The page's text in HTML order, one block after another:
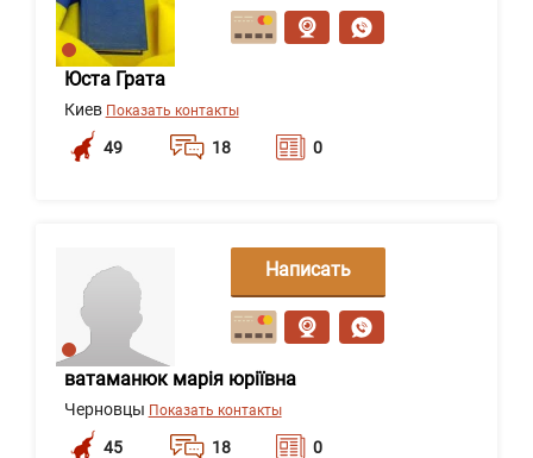
Юста Грата
Киев Показать контакты
49 18 0
сообщение
ватаманюк марія юріївна
Черновцы Показать контакты
45 18 0
Написать
сообщение